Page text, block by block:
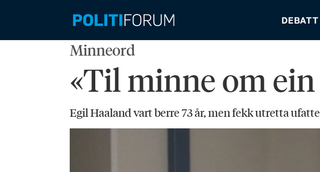
DEBATT
Minneord
«Til minne om
Egil Haaland vart berre 73 år, men fekk utretta